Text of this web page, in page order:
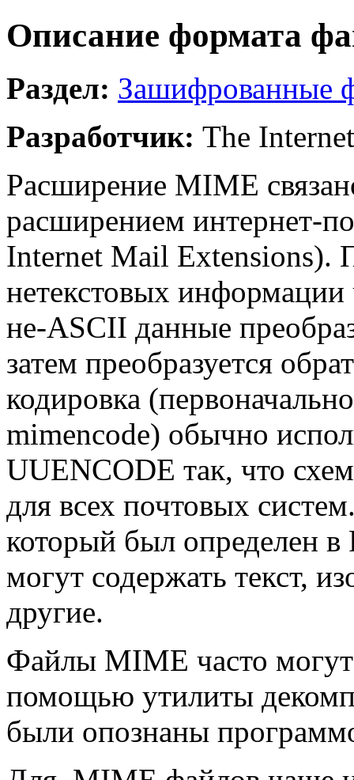
Описание формата
Раздел: Зашифрованные
Разработчик: The
Расширение MIME
расширением интернет-
Internet Mail Extensions).
нетекстовых информации
не-ASCII данные
затем преобразуется
кодировка
mimencode) обычно
UUENCODE так, что
для всех почтовых
который был определен
могут содержать текст,
другие.
Файлы MIME часто
помощью утилиты
были опознаны